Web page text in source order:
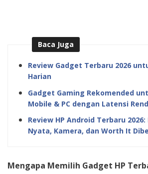
Baca Juga
Review Gadget Terbaru 2026
Harian
Gadget Gaming Rekomended
Mobile & PC dengan Latensi
Review HP Android Terbaru
Nyata, Kamera, dan Worth It
Mengapa Memilih Gadget HP